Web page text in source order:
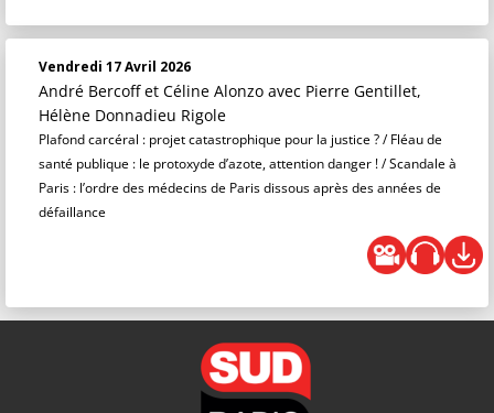
Vendredi 17 Avril 2026
André Bercoff et Céline Alonzo avec Pierre Gentillet,
Hélène Donnadieu Rigole
Plafond carcéral : projet catastrophique pour la justice ? / Fléau de
santé publique : le protoxyde d’azote, attention danger ! / Scandale à
Paris : l’ordre des médecins de Paris dissous après des années de
défaillance